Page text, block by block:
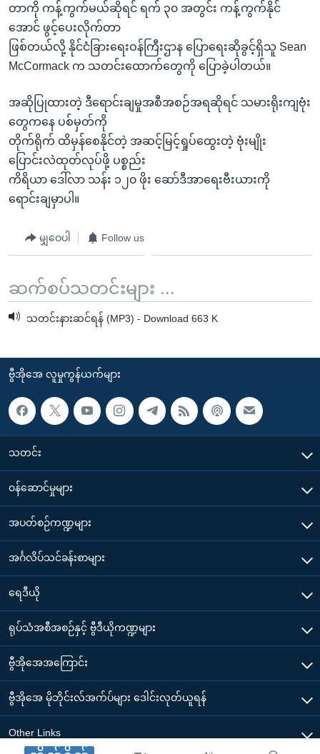
ကျော်
ရန်
တာကို ကန့်ကွက်မယ်ဆိုရင် ရက် ၃၀ အတွင်း ကန့်ကွက်နိုင်
အောင် ဖွင့်ပေးလိုက်တာ
ဖြစ်တယ်လို့ နိုင်ငံခြားရေးဝန်ကြီးဌာန ပြောရေးဆိုခွင့်ရှိသူ Sean
McCormack က သတင်းထောက်တွေကို ပြောခဲ့ပါတယ်။
အဆိုပြုထားတဲ့ ဒီရောင်းချမှုအစီအစဉ်အရဆိုရင် သမားရိုးကျဗုံး
တွေကနေ ပစ်မှတ်ကို
တိုက်ရိုက် ထိမှန်စေနိုင်တဲ့ အဆင့်မြင့်ရှုပ်ထွေးတဲ့ ဗုံးမျိုး
ပြောင်းလဲထုတ်လုပ်ဖို့ ပစ္စည်း
ကိရိယာ ဒေါ်လာ သန်း ၁၂၀ ဖိုး ဆော်ဒီအာရေးဗီးယားကို
ရောင်းချမှာပါ။
မျှဝေပါ Follow us
ဆက်စပ်သတင်းများ ...
သတင်းနားဆင်ရန် (MP3) - Download 663 K
ဗွီအိုအေ လူမှုကွန်ယက်များ
သတင်း
၀န်ဆောင်မှုများ
အပတ်စဉ်ကဏ္ဍများ
အင်္ဂလိပ်သင်ခန်းစာများ
ရေဒီယို
ရုပ်သံအစီအစဉ်နှင့် ဗွီဒီယိုကဏ္ဍများ
ဗွီအိုအေအကြောင်း
ဗွီအိုအေ မိုဘိုင်းလ်အက်ပ်များ ဒေါင်းလုတ်ယူရန်
Other Links